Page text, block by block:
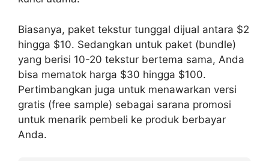
Biasanya, paket tekstur tunggal dijual antara $2
hingga $10. Sedangkan untuk paket (bundle)
yang berisi 10-20 tekstur bertema sama, Anda
bisa mematok harga $30 hingga $100.
Pertimbangkan juga untuk menawarkan versi
gratis (free sample) sebagai sarana promosi
untuk menarik pembeli ke produk berbayar
Anda.